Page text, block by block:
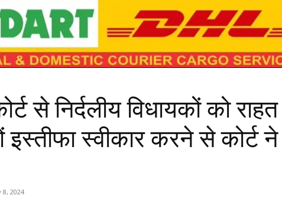
से निर्दलीय विधायकों को राहत
इस्तीफा स्वीकार करने से कोर्ट ने
8, 2024